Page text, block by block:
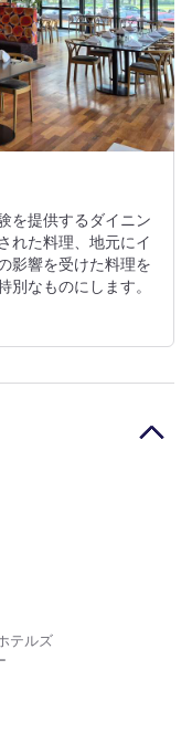
を提供するダイニン
れた料理、地元にイ
影響を受けた料理を
別なものにします。
テルズ